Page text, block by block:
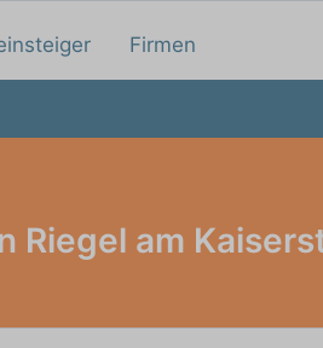
Firmen
Riegel am